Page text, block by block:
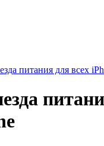
питания для всех